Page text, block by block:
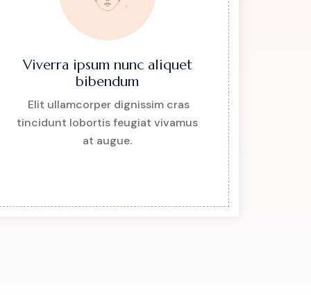
Viverra ipsum nunc aliquet
bibendum
Elit ullamcorper dignissim cras
tincidunt lobortis feugiat vivamus
at augue.